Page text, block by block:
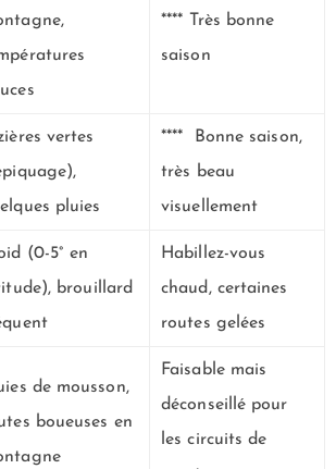
**** Très bonne
saison
vertes
pluies
**** Bonne saison,
très beau
visuellement
(0-5° en
brouillard
Habillez-vous
chaud, certaines
routes gelées
de mousson,
boueuses en
Faisable mais
déconseillé pour
les circuits de